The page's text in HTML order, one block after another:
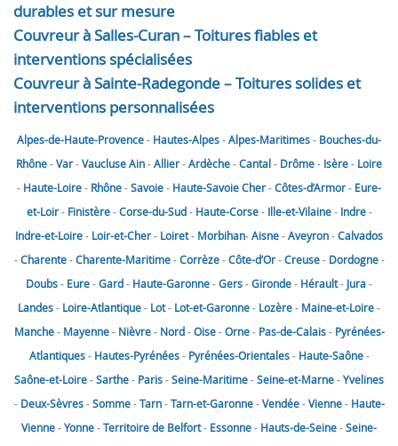
durables et sur mesure
Couvreur à Salles-Curan – Toitures fiables et
interventions spécialisées
Couvreur à Sainte-Radegonde – Toitures solides et
interventions personnalisées
Alpes-de-Haute-Provence- Hautes-Alpes-Alpes-Maritimes- Bouches-du-
Rhône-Var-VaucluseAin-Allier-Ardèche-Cantal- Drôme- Isère- Loire
- Haute-Loire- Rhône-Savoie- Haute-SavoieCher-Côtes-d’Armor- Eure-
et-Loir- Finistère-Corse-du-Sud- Haute-Corse- Ille-et-Vilaine- Indre-
Indre-et-Loire- Loir-et-Cher- Loiret- Morbihan-Aisne-Aveyron-Calvados
-Charente-Charente-Maritime-Corrèze-Côte-d’Or-Creuse- Dordogne-
Doubs- Eure-Gard- Haute-Garonne-Gers-Gironde- Hérault- Jura-
Landes- Loire-Atlantique- Lot- Lot-et-Garonne- Lozère- Maine-et-Loire-
Manche- Mayenne- Nièvre- Nord-Oise-Orne- Pas-de-Calais- Pyrénées-
Atlantiques- Hautes-Pyrénées- Pyrénées-Orientales- Haute-Saône-
Saône-et-Loire-Sarthe- Paris-Seine-Maritime-Seine-et-Marne-Yvelines
- Deux-Sèvres-Somme-Tarn-Tarn-et-Garonne-Vendée-Vienne- Haute-
Vienne-Yonne-Territoire de Belfort- Essonne- Hauts-de-Seine-Seine-